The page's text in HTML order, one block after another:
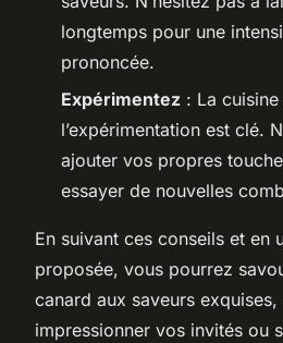
longtemps pour une
prononcée.
Expérimentez : La
l’expérimentation est clé.
ajouter vos propres
essayer de nouvelles
En suivant ces conseils et en
proposée, vous pourrez
canard aux saveurs
impressionner vos invités ou